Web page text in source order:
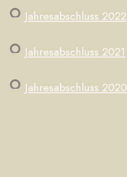
Jahresabschluss 2022
Jahresabschluss 2021
Jahresabschluss 2020